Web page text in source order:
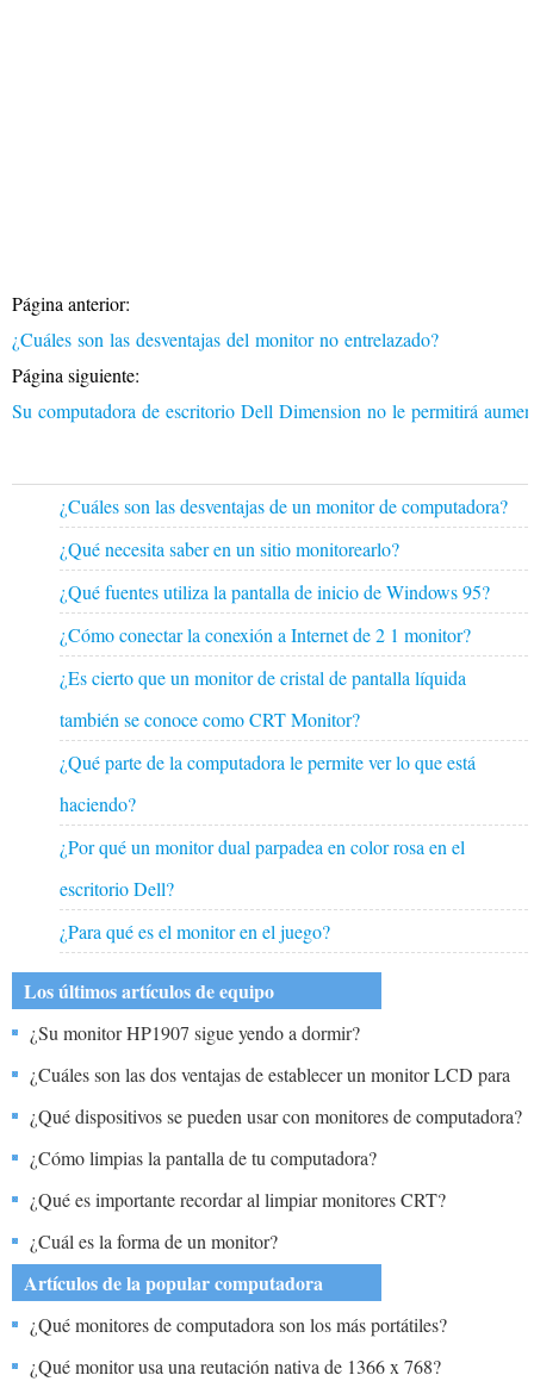
Página anterior:
¿Cuáles son las desventajas del monitor no entrelazado?
Página siguiente:
Su computadora de escritorio Dell Dimension no le permitirá
¿Cuáles son las desventajas de un monitor de computadora?
¿Qué necesita saber en un sitio monitorearlo?
¿Qué fuentes utiliza la pantalla de inicio de Windows 95?
¿Cómo conectar la conexión a Internet de 2 1 monitor?
¿Es cierto que un monitor de cristal de pantalla líquida
también se conoce como CRT Monitor?
¿Qué parte de la computadora le permite ver lo que está
haciendo?
¿Por qué un monitor dual parpadea en color rosa en el
escritorio Dell?
¿Para qué es el monitor en el juego?
Los últimos artículos de equipo
¿Su monitor HP1907 sigue yendo a dormir?
¿Cuáles son las dos ventajas de establecer un monitor LCD para
ejecutar su resolución nativa?
¿Qué dispositivos se pueden usar con monitores de computadora?
¿Cómo limpias la pantalla de tu computadora?
¿Qué es importante recordar al limpiar monitores CRT?
¿Cuál es la forma de un monitor?
Artículos de la popular computadora
¿Qué monitores de computadora son los más portátiles?
¿Qué monitor usa una reutación nativa de 1366 x 768?